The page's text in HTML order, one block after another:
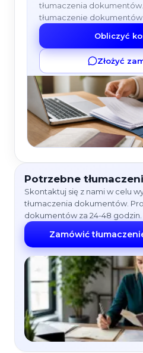
tłumaczenia
tłumaczenie dokumentów
Obliczyć
Złożyć
Potrzebne
Skontaktuj się z nami w celu
tłumaczenia dokumentów.
dokumentów za 24-48 godzin.
Zamówić